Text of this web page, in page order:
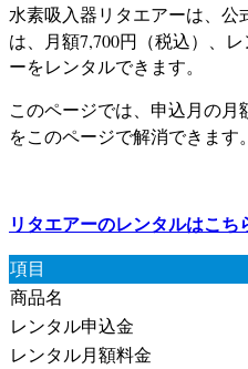
水素吸入器リタエアーは、
は、月額7,700円（税込）、
ーをレンタルできます。
このページでは、申込月の
をこのページで解消できます
リタエアーのレンタルはこち
項目
商品名
レンタル申込金
レンタル月額料金